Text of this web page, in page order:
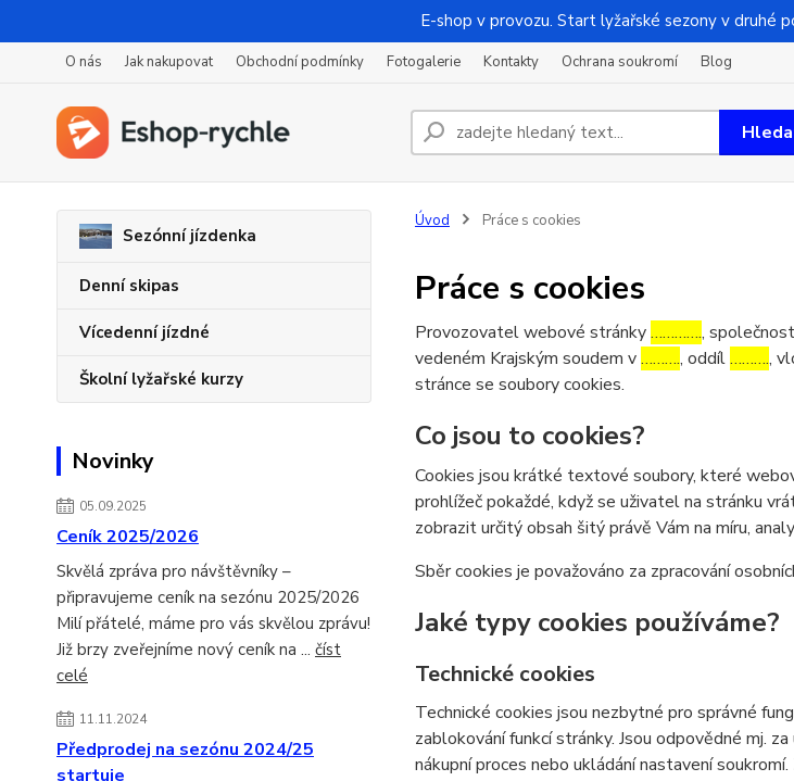
E-shop v provozu. Start lyžařské sezony v druhé
O nás Jak nakupovat Obchodní podmínky Fotogalerie Kontakty Ochrana soukromí Blog
Sezónní jízdenka
Denní skipas
Vícedenní jízdné
Školní lyžařské kurzy
Novinky
05.09.2025
Ceník 2025/2026
Skvělá zpráva pro návštěvníky –
připravujeme ceník na sezónu 2025/2026
Milí přátelé, máme pro vás skvělou zprávu!
Již brzy zveřejníme nový ceník na ... číst
celé
11.11.2024
Předprodej na sezónu 2024/25
startuje
Úvod Práce s cookies
Práce s cookies
Provozovatel webové stránky…………., společnost
vedeném Krajským soudem v………., oddíl……….,
stránce se soubory cookies.
Co jsou to cookies?
Cookies jsou krátké textové soubory, které
prohlížeč pokaždé, když se uživatel na stránku
zobrazit určitý obsah šitý právě Vám na míru,
Sběr cookies je považováno za zpracování
Jaké typy cookies používáme?
Technické cookies
Technické cookies jsou nezbytné pro správné
zablokování funkcí stránky. Jsou odpovědné mj.
nákupní proces nebo ukládání nastavení